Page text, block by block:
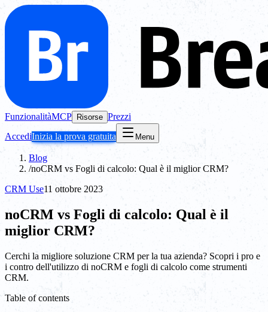
FunzionalitàMCP Risorse Prezzi
AccediInizia la prova gratuita Menu
Blog
/noCRM vs Fogli di calcolo: Qual è il miglior CRM?
CRM Use11 ottobre 2023
noCRM vs Fogli di calcolo: Qual è il
miglior CRM?
Cerchi la migliore soluzione CRM per la tua azienda? Scopri i pro e
i contro dell'utilizzo di noCRM e fogli di calcolo come strumenti
CRM.
Table of contents